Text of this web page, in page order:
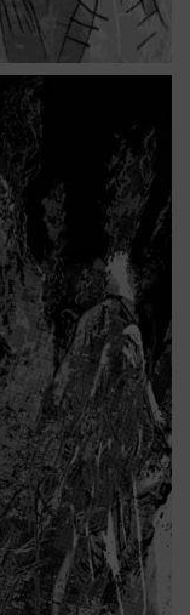
έκθεση
σκηνής και
το 2013. Το
μέσα
καλλιτεχνών
από κοινού
scene and
2013. The
is to map
in the
by artists
answers
the so-